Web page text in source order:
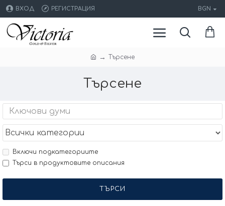
ВХОД РЕГИСТРАЦИЯ BGN
Търсене
Търсене
Включи подкатегориите
Търси в продуктовите описания
ТЪРСИ